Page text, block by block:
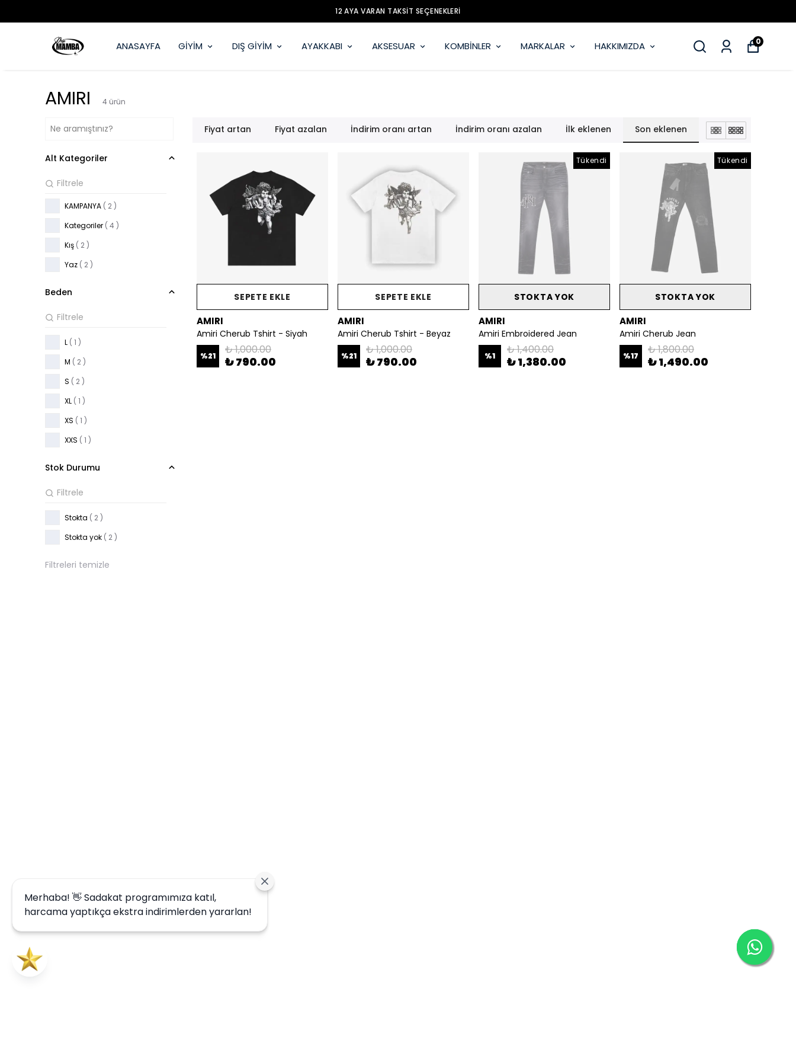
12 AYA VARAN TAKSİT SEÇENEKLERİ
ANASAYFA GİYİM DIŞ GİYİM AYAKKABI AKSESUAR KOMBİNLER MARKALAR HAKKIMIZDA 0
AMIRI 4 ürün
Fiyat artan Fiyat azalan İndirim oranı artan İndirim oranı azalan İlk eklenen Son eklenen
Alt Kategoriler
KAMPANYA ( 2 )
Kategoriler ( 4 )
Kış ( 2 )
Yaz ( 2 )
Beden
L ( 1 )
M ( 2 )
S ( 2 )
XL ( 1 )
XS ( 1 )
XXS ( 1 )
Stok Durumu
Stokta ( 2 )
Stokta yok ( 2 )
Filtreleri temizle
SEPETE EKLE
AMIRI
Amiri Cherub Tshirt - Siyah
%21 ₺ 1,000.00
₺ 790.00
SEPETE EKLE
AMIRI
Amiri Cherub Tshirt - Beyaz
%21 ₺ 1,000.00
₺ 790.00
Tükendi
STOKTA YOK
AMIRI
Amiri Embroidered Jean
%1 ₺ 1,400.00
₺ 1,380.00
Tükendi
STOKTA YOK
AMIRI
Amiri Cherub Jean
%17 ₺ 1,800.00
₺ 1,490.00
Merhaba! 👋 Sadakat programımıza katıl,
harcama yaptıkça ekstra indirimlerden yararlan!